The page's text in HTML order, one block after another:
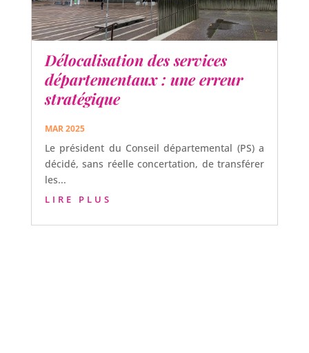
Délocalisation des services
départementaux : une erreur
stratégique
MAR 2025
Le président du Conseil départemental (PS) a
décidé, sans réelle concertation, de transférer
les...
LIRE PLUS